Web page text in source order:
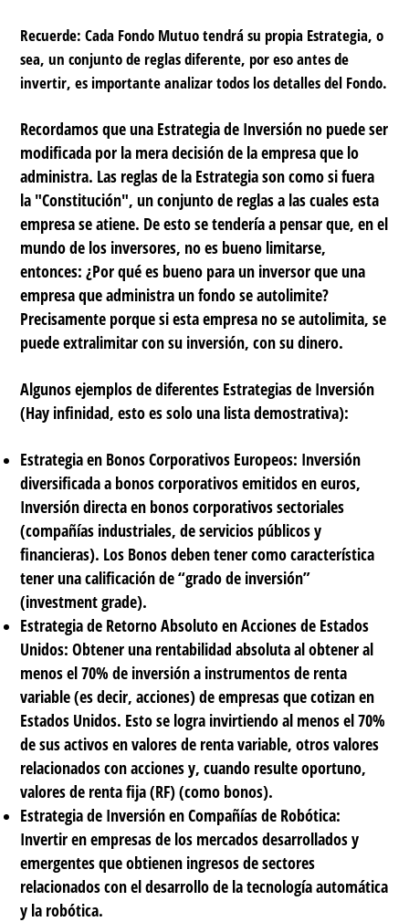
Recuerde: Cada Fondo Mutuo tendrá su propia Estrategia, o
sea, un conjunto de reglas diferente, por eso antes de
invertir, es importante analizar todos los detalles del Fondo.
Recordamos que una Estrategia de Inversión no puede ser
modificada por la mera decisión de la empresa que lo
administra. Las reglas de la Estrategia son como si fuera
la "Constitución", un conjunto de reglas a las cuales esta
empresa se atiene. De esto se tendería a pensar que, en el
mundo de los inversores, no es bueno limitarse,
entonces: ¿Por qué es bueno para un inversor que una
empresa que administra un fondo se autolimite?
Precisamente porque si esta empresa no se autolimita, se
puede extralimitar con su inversión, con su dinero.
Algunos ejemplos de diferentes Estrategias de Inversión
(Hay infinidad, esto es solo una lista demostrativa):
Estrategia en Bonos Corporativos Europeos: Inversión
diversificada a bonos corporativos emitidos en euros,
Inversión directa en bonos corporativos sectoriales
(compañías industriales, de servicios públicos y
financieras). Los Bonos deben tener como característica
tener una calificación de “grado de inversión”
(investment grade).
Estrategia de Retorno Absoluto en Acciones de Estados
Unidos: Obtener una rentabilidad absoluta al obtener al
menos el 70% de inversión a instrumentos de renta
variable (es decir, acciones) de empresas que cotizan en
Estados Unidos. Esto se logra invirtiendo al menos el 70%
de sus activos en valores de renta variable, otros valores
relacionados con acciones y, cuando resulte oportuno,
valores de renta fija (RF) (como bonos).
Estrategia de Inversión en Compañías de Robótica:
Invertir en empresas de los mercados desarrollados y
emergentes que obtienen ingresos de sectores
relacionados con el desarrollo de la tecnología automática
y la robótica.